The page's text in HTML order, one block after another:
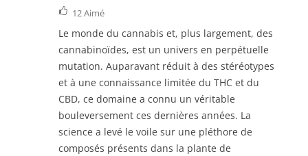
12Aimé
Le monde du cannabis et, plus largement, des
cannabinoïdes, est un univers en perpétuelle
mutation. Auparavant réduit à des stéréotypes
et à une connaissance limitée du THC et du
CBD, ce domaine a connu un véritable
bouleversement ces dernières années. La
science a levé le voile sur une pléthore de
composés présents dans la plante de